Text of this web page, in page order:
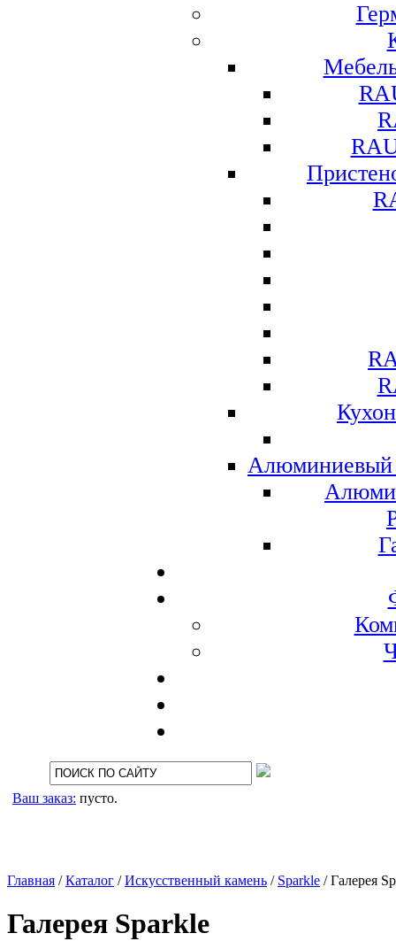
Алюминиевый
Ваш заказ: пусто.
Главная /Каталог /Искусственный камень / Sparkle /Галерея
Галерея Sparkle